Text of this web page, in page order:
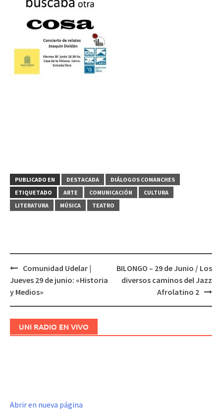
PUBLICADO EN DESTACADA
DIÁLOGOS COMANCHES
ETIQUETADO
ARTE COMUNICACIÓN
CULTURA
LITERATURA
MÚSICA TEATRO
Navegación
de
entradas
Comunidad Udelar |
Jueves 29 de junio: «Historia
y Medios»
BILONGO – 29 de Junio / Los
diversos caminos del Jazz
Afrolatino 2
UNI RADIO EN VIVO
Abrir en nueva página